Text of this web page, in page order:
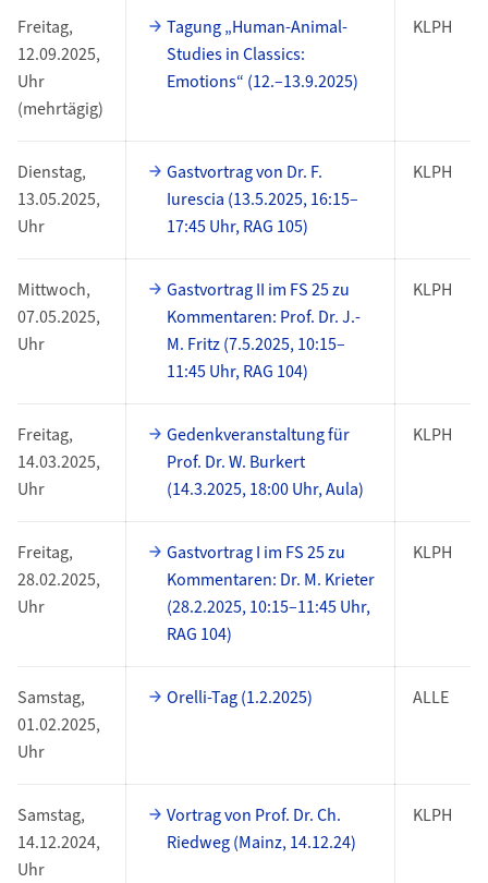
Freitag,
12.09.2025,
Uhr
(mehrtägig)
Tagung „Human-Animal-
Studies in Classics:
Emotions“ (12.–13.9.2025)
KLPH
Dienstag,
13.05.2025,
Uhr
Gastvortrag von Dr. F.
Iurescia (13.5.2025, 16:15–
17:45 Uhr, RAG 105)
KLPH
Mittwoch,
07.05.2025,
Uhr
Gastvortrag II im FS 25 zu
Kommentaren: Prof. Dr. J.-
M. Fritz (7.5.2025, 10:15–
11:45 Uhr, RAG 104)
KLPH
Freitag,
14.03.2025,
Uhr
Gedenkveranstaltung für
Prof. Dr. W. Burkert
(14.3.2025, 18:00 Uhr, Aula)
KLPH
Freitag,
28.02.2025,
Uhr
Gastvortrag I im FS 25 zu
Kommentaren: Dr. M. Krieter
(28.2.2025, 10:15–11:45 Uhr,
RAG 104)
KLPH
Samstag,
01.02.2025,
Uhr
Orelli-Tag (1.2.2025) ALLE
Samstag,
14.12.2024,
Uhr
Vortrag von Prof. Dr. Ch.
Riedweg (Mainz, 14.12.24)
KLPH